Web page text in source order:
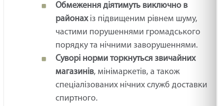
Обмеження діятимуть виключно в
районахіз підвищеним рівнем шуму,
частими порушеннями громадського
порядку та нічними заворушеннями.
Суворі норми торкнуться звичайних
магазинів, мінімаркетів, а також
спеціалізованих нічних служб доставки
спиртного.